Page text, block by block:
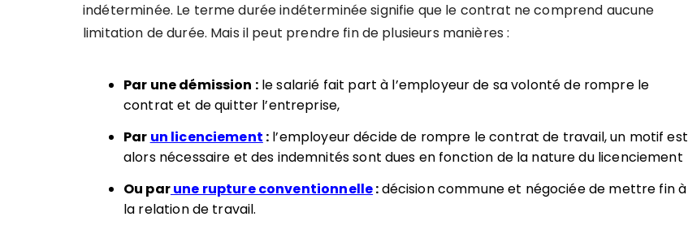
indéterminée. Le terme durée indéterminée signifie que le contrat ne comprend aucune
limitation de durée. Mais il peut prendre fin de plusieurs manières :
Par une démission :le salarié fait part à l’employeur de sa volonté de rompre le
contrat et de quitter l’entreprise,
Par un licenciement : l’employeur décide de rompre le contrat de travail, un motif est
alors nécessaire et des indemnités sont dues en fonction de la nature du licenciement
Ou parune rupture conventionnelle:décision commune et négociée de mettre fin à
la relation de travail.